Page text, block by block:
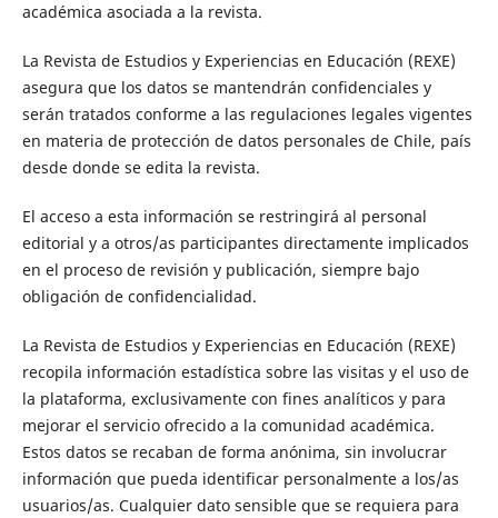
académica asociada a la revista.
La Revista de Estudios y Experiencias en Educación (REXE)
asegura que los datos se mantendrán confidenciales y
serán tratados conforme a las regulaciones legales vigentes
en materia de protección de datos personales de Chile, país
desde donde se edita la revista.
El acceso a esta información se restringirá al personal
editorial y a otros/as participantes directamente implicados
en el proceso de revisión y publicación, siempre bajo
obligación de confidencialidad.
La Revista de Estudios y Experiencias en Educación (REXE)
recopila información estadística sobre las visitas y el uso de
la plataforma, exclusivamente con fines analíticos y para
mejorar el servicio ofrecido a la comunidad académica.
Estos datos se recaban de forma anónima, sin involucrar
información que pueda identificar personalmente a los/as
usuarios/as. Cualquier dato sensible que se requiera para